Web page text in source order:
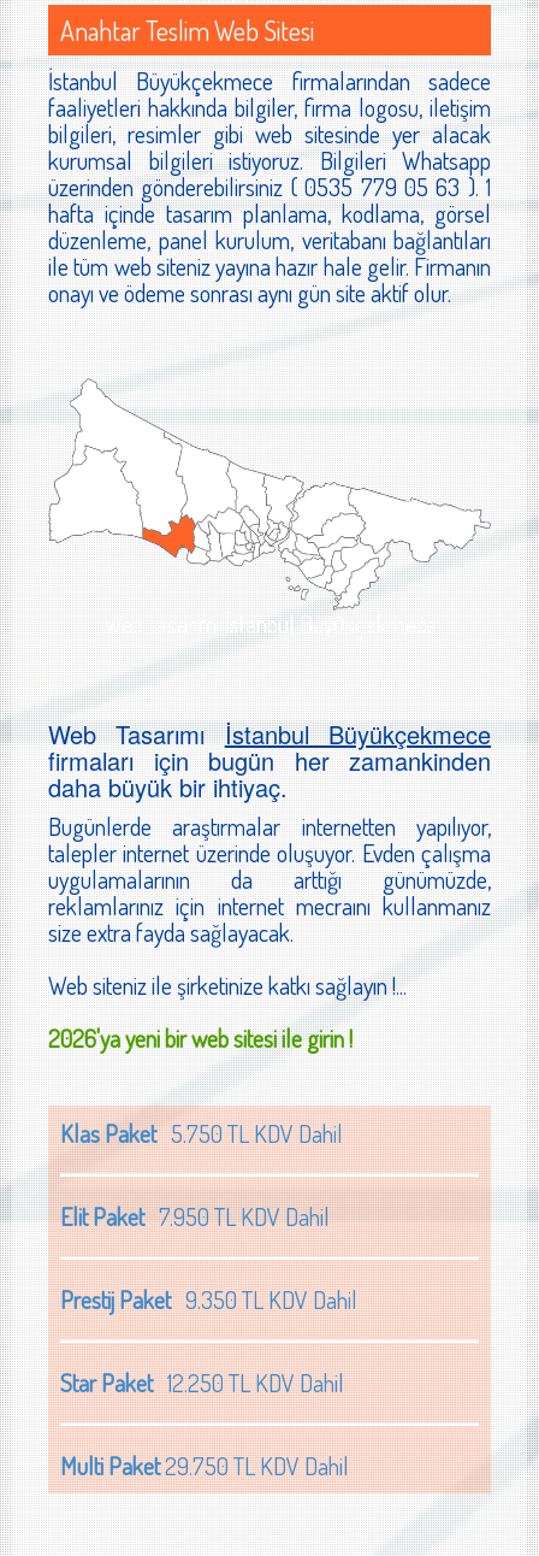
Anahtar Teslim Web Sitesi
İstanbul Büyükçekmece firmalarından sadece
faaliyetleri hakkında bilgiler, firma logosu, iletişim
bilgileri, resimler gibi web sitesinde yer alacak
kurumsal bilgileri istiyoruz. Bilgileri Whatsapp
üzerinden gönderebilirsiniz ( 0535 779 05 63 ). 1
hafta içinde tasarım planlama, kodlama, görsel
düzenleme, panel kurulum, veritabanı bağlantıları
ile tüm web siteniz yayına hazır hale gelir. Firmanın
onayı ve ödeme sonrası aynı gün site aktif olur.
Web Tasarımı İstanbul Büyükçekmece
Web Tasarımıİstanbul Büyükçekmece
firmaları için bugün her zamankinden
daha büyük bir ihtiyaç.
Bugünlerde araştırmalar internetten yapılıyor,
talepler internet üzerinde oluşuyor. Evden çalışma
uygulamalarının da arttığı günümüzde,
reklamlarınız için internet mecraını kullanmanız
size extra fayda sağlayacak.
Web siteniz ile şirketinize katkı sağlayın !...
2026'ya yeni bir web sitesi ile girin !
Klas Paket5.750 TL KDV Dahil
Elit Paket7.950 TL KDV Dahil
Prestij Paket9.350 TL KDV Dahil
Star Paket12.250 TL KDV Dahil
Multi Paket29.750 TL KDV Dahil